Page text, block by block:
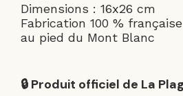
Dimensions : 16x26 cm
Fabrication 100 %
au pied du Mont Blanc
🔒 Produit officiel de La